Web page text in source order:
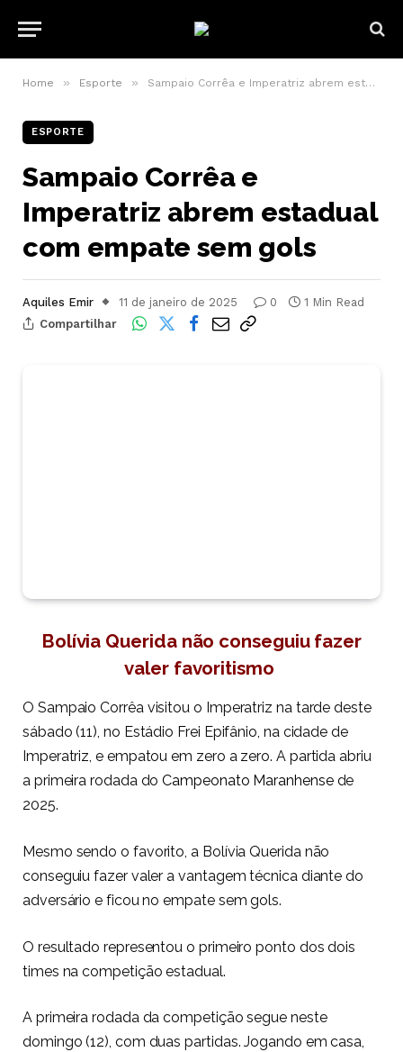
Home » Esporte » Sampaio Corrêa e Imperatriz abrem estadual com empate sem gols
ESPORTE
Sampaio Corrêa e
Imperatriz abrem estadual
com empate sem gols
Aquiles Emir 11 de janeiro de 2025 0
1 Min Read
Compartilhar
Bolívia Querida não conseguiu fazer
valer favoritismo
O Sampaio Corrêa visitou o Imperatriz na tarde deste
sábado (11), no Estádio Frei Epifânio, na cidade de
Imperatriz, e empatou em zero a zero. A partida abriu
a primeira rodada doCampeonato Maranhensede
2025.
Mesmo sendo o favorito, a Bolívia Querida não
conseguiu fazer valer a vantagem técnica diante do
adversário e ficou no empate sem gols.
O resultado representou o primeiro ponto dos dois
times na competição estadual.
A primeira rodada da competição segue neste
domingo (12), com duas partidas. Jogando em casa,